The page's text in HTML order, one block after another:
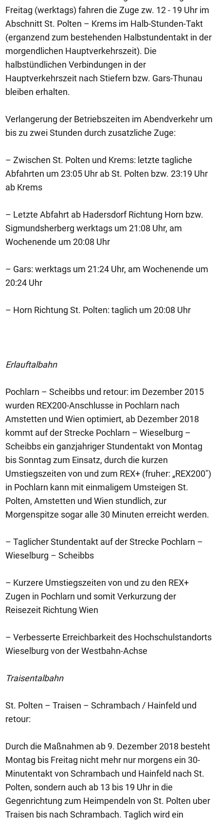
Freitag (werktags) fahren die Zuge zw. 12 - 19 Uhr im
Abschnitt St. Polten – Krems im Halb-Stunden-Takt
(erganzend zum bestehenden Halbstundentakt in der
morgendlichen Hauptverkehrszeit). Die
halbstündlichen Verbindungen in der
Hauptverkehrszeit nach Stiefern bzw. Gars-Thunau
bleiben erhalten.
Verlangerung der Betriebszeiten im Abendverkehr um
bis zu zwei Stunden durch zusatzliche Zuge:
– Zwischen St. Polten und Krems: letzte tagliche
Abfahrten um 23:05 Uhr ab St. Polten bzw. 23:19 Uhr
ab Krems
– Letzte Abfahrt ab Hadersdorf Richtung Horn bzw.
Sigmundsherberg werktags um 21:08 Uhr, am
Wochenende um 20:08 Uhr
– Gars: werktags um 21:24 Uhr, am Wochenende um
20:24 Uhr
– Horn Richtung St. Polten: taglich um 20:08 Uhr
Erlauftalbahn
Pochlarn – Scheibbs und retour: im Dezember 2015
wurden REX200-Anschlusse in Pochlarn nach
Amstetten und Wien optimiert, ab Dezember 2018
kommt auf der Strecke Pochlarn – Wieselburg –
Scheibbs ein ganzjahriger Stundentakt von Montag
bis Sonntag zum Einsatz, durch die kurzen
Umstiegszeiten von und zum REX+ (fruher: „REX200")
in Pochlarn kann mit einmaligem Umsteigen St.
Polten, Amstetten und Wien stundlich, zur
Morgenspitze sogar alle 30 Minuten erreicht werden.
– Taglicher Stundentakt auf der Strecke Pochlarn –
Wieselburg – Scheibbs
– Kurzere Umstiegszeiten von und zu den REX+
Zugen in Pochlarn und somit Verkurzung der
Reisezeit Richtung Wien
– Verbesserte Erreichbarkeit des Hochschulstandorts
Wieselburg von der Westbahn-Achse
Traisentalbahn
St. Polten – Traisen – Schrambach / Hainfeld und
retour:
Durch die Maßnahmen ab 9. Dezember 2018 besteht
Montag bis Freitag nicht mehr nur morgens ein 30-
Minutentakt von Schrambach und Hainfeld nach St.
Polten, sondern auch ab 13 bis 19 Uhr in die
Gegenrichtung zum Heimpendeln von St. Polten uber
Traisen bis nach Schrambach. Taglich wird ein